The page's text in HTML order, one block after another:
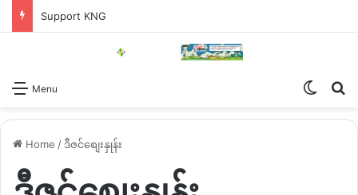
Support KNG
Menu
Home / ဒီဇင်စျေးနှုန်း